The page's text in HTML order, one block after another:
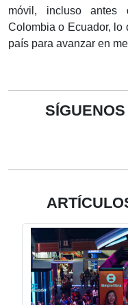
móvil, incluso antes
Colombia o Ecuador, lo
país para avanzar en